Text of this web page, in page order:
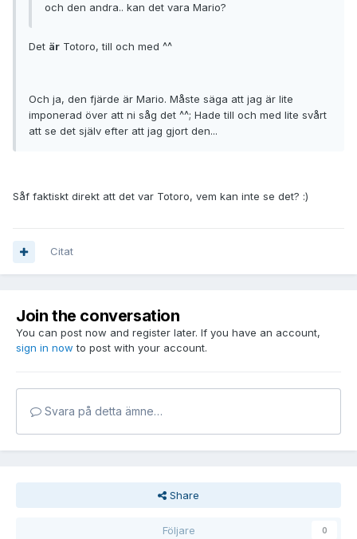
och den andra.. kan det vara Mario?
Det är Totoro, till och med ^^
Och ja, den fjärde är Mario. Måste säga att jag är lite
imponerad över att ni såg det ^^; Hade till och med lite svårt
att se det själv efter att jag gjort den...
Såf faktiskt direkt att det var Totoro, vem kan inte se det? :)
Citat
Join the conversation
You can post now and register later. If you have an account,
sign in now to post with your account.
Svara på detta ämne…
Share
Följare 0